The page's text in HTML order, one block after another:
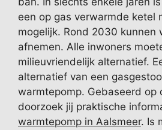
een op gas verwarmde ketel
mogelijk. Rond 2030 kunnen
afnemen. Alle inwoners
milieuvriendelijk alternatief.
alternatief van een
warmtepomp. Gebaseerd op
doorzoek jij praktische
warmtepomp in Aalsmeer. Is